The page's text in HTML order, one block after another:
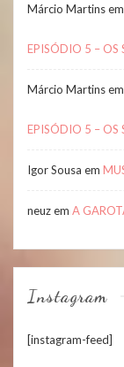
Márcio Martinsem
EPISÓDIO 5 – OS
Márcio Martinsem
EPISÓDIO 5 – OS
Igor Sousa em
neuzem A
Instagram
[instagram-feed]